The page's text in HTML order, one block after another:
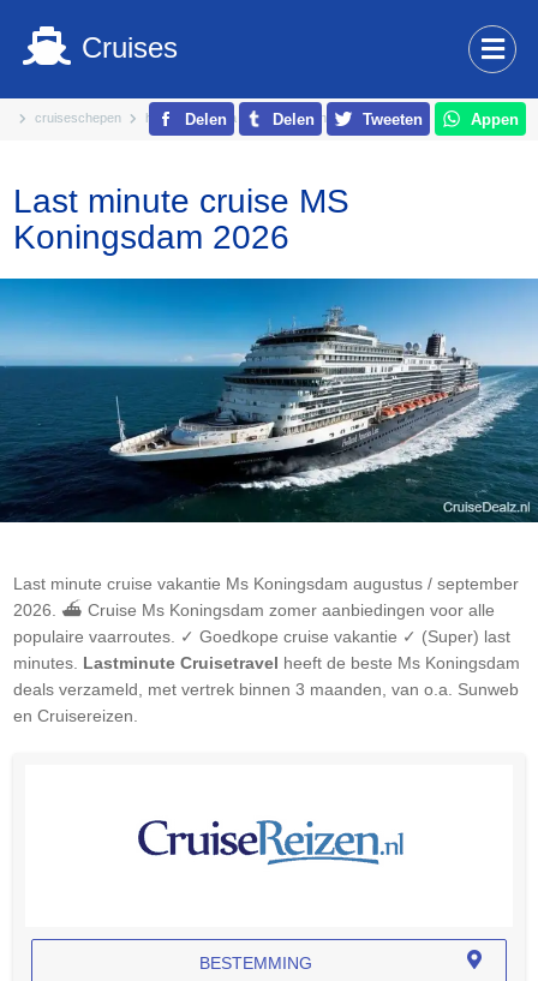
cruiseschepen holland america line ms koningsdam
Cruises
Last minute cruise MS
Koningsdam 2026
Delen Delen Tweeten Appen
Last minute cruise vakantie Ms Koningsdam augustus / september
2026. ⛴ Cruise Ms Koningsdam zomer aanbiedingen voor alle
populaire vaarroutes. ✓ Goedkope cruise vakantie ✓ (Super) last
minutes. Lastminute Cruisetravel heeft de beste Ms Koningsdam
deals verzameld, met vertrek binnen 3 maanden, van o.a. Sunweb
en Cruisereizen.
BESTEMMING